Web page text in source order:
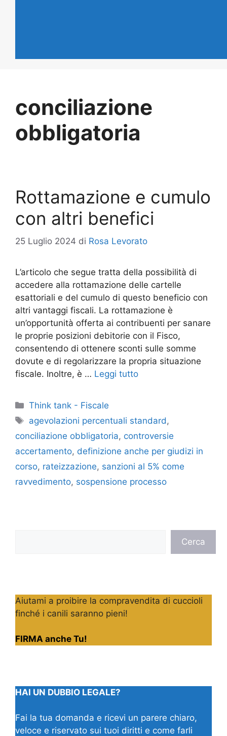
conciliazione
obbligatoria
Rottamazione e cumulo
con altri benefici
25 Luglio 2024 di Rosa Levorato
L’articolo che segue tratta della possibilità di
accedere alla rottamazione delle cartelle
esattoriali e del cumulo di questo beneficio con
altri vantaggi fiscali. La rottamazione è
un’opportunità offerta ai contribuenti per sanare
le proprie posizioni debitorie con il Fisco,
consentendo di ottenere sconti sulle somme
dovute e di regolarizzare la propria situazione
fiscale. Inoltre, è … Leggi tutto
Categorie
Think tank - Fiscale
Tag
agevolazioni percentuali standard ,
conciliazione obbligatoria, controversie
accertamento, definizione anche per giudizi in
corso, rateizzazione, sanzioni al 5% come
ravvedimento, sospensione processo
Cerca
Aiutami a proibire la compravendita di cuccioli
finché i canili saranno pieni!
FIRMA anche Tu!
HAI UN DUBBIO LEGALE?
Fai la tua domanda e ricevi un parere chiaro,
veloce e riservato sui tuoi diritti e come farli